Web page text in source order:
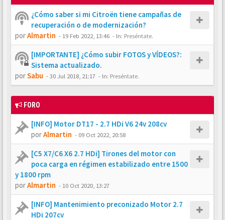
¿Cómo saber si mi Citroën tiene campañas de
recuperación o de modernización?
porAlmartin - 19 Feb 2022, 13:46 - In: Preséntate.
[IMPORTANTE] ¿Cómo subir FOTOS y VÍDEOS?:
Sistema actualizado.
porSabu -30 Jul 2018, 21:17 - In: Preséntate.
FORO
[INFO] Motor DT17 - 2.7 HDi V6 24v 208cv
porAlmartin - 09 Oct 2022, 20:58
[C5 X7/C6 X6 2.7 HDi] Tirones del motor con
poca carga en régimen estabilizado entre 1500
y 1800 rpm
porAlmartin - 10 Oct 2020, 13:27
[INFO] Mantenimiento preconizado Motor 2.7
HDi 207cv